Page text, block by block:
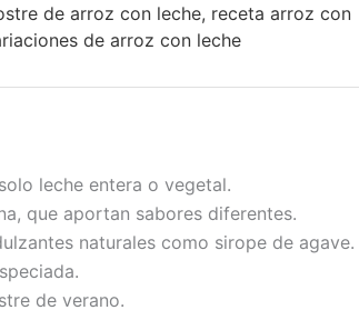
de arroz con leche, receta arroz con
de arroz con leche
leche entera o vegetal.
que aportan sabores diferentes.
naturales como sirope de agave.
de verano.